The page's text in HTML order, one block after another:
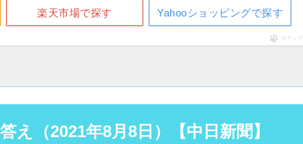
楽天市場で探す Yahooショッピングで探す
ポチップ
え（2021年8月8日）【中日新聞】